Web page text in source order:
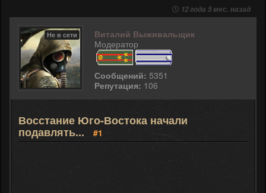
12 года 5 мес. назад
Не в сети
Виталий Выживальщик
Модератор
Сообщений: 5351
Репутация: 106
Восстание Юго-Востока начали
подавлять... #1